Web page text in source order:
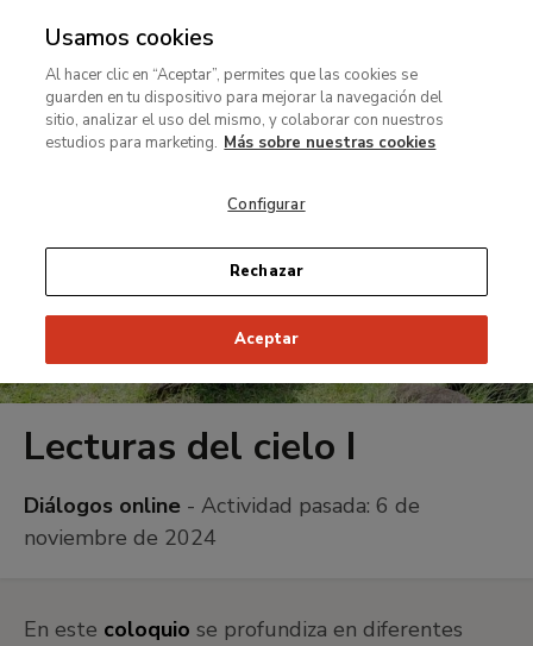
MENÚ
contenido
principal
Lecturas del cielo I
Diálogos online - Actividad pasada: 6 de
noviembre de 2024
En este coloquio se profundiza en diferentes
Usamos cookies
Al hacer clic en “Aceptar”, permites que las cookies se
guarden en tu dispositivo para mejorar la navegación del
sitio, analizar el uso del mismo, y colaborar con nuestros
estudios para marketing. Más sobre nuestras cookies
Configurar
Rechazar
Aceptar